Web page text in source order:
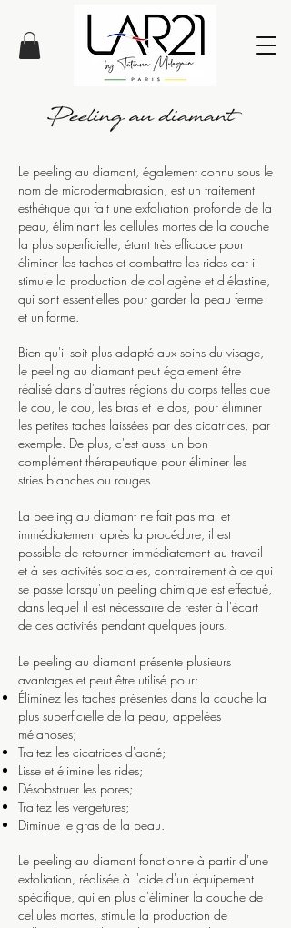
Le peeling au diamant, également connu sous le
nom de microdermabrasion, est un traitement
esthétique qui fait une exfoliation profonde de la
peau, éliminant les cellules mortes de la couche
la plus superficielle, étant très efficace pour
éliminer les taches et combattre les rides car il
stimule la production de collagène et d'élastine,
qui sont essentielles pour garder la peau ferme
et uniforme.
Bien qu'il soit plus adapté aux soins du visage,
le peeling au diamant peut également être
réalisé dans d'autres régions du corps telles que
le cou, le cou, les bras et le dos, pour éliminer
les petites taches laissées par des cicatrices, par
exemple. De plus, c'est aussi un bon
complément thérapeutique pour éliminer les
stries blanches ou rouges.
La peeling au diamant ne fait pas mal et
immédiatement après la procédure, il est
possible de retourner immédiatement au travail
et à ses activités sociales, contrairement à ce qui
se passe lorsqu'un peeling chimique est effectué,
dans lequel il est nécessaire de rester à l'écart
de ces activités pendant quelques jours.
Le peeling au diamant présente plusieurs
avantages et peut être utilisé pour:
Éliminez les taches présentes dans la couche la
plus superficielle de la peau, appelées
mélanoses;
Traitez les cicatrices d'acné;
Lisse et élimine les rides;
Désobstruer les pores;
Traitez les vergetures;
Diminue le gras de la peau.
Le peeling au diamant fonctionne à partir d'une
exfoliation, réalisée à l'aide d'un équipement
spécifique, qui en plus d'éliminer la couche de
cellules mortes, stimule la production de